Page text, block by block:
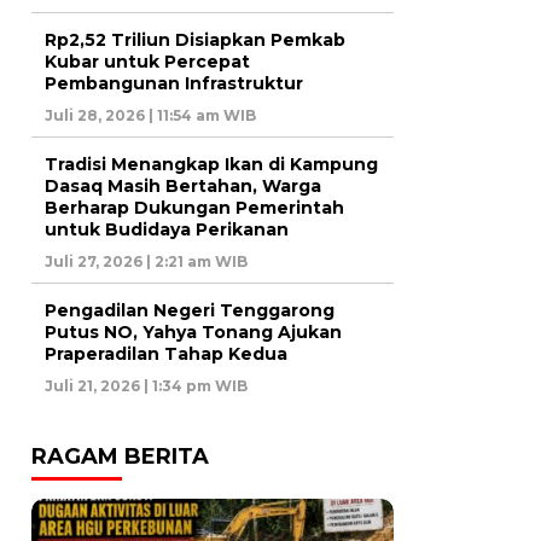
Rp2,52 Triliun Disiapkan Pemkab
Kubar untuk Percepat
Pembangunan Infrastruktur
Juli 28, 2026 | 11:54 am WIB
Tradisi Menangkap Ikan di Kampung
Dasaq Masih Bertahan, Warga
Berharap Dukungan Pemerintah
untuk Budidaya Perikanan
Juli 27, 2026 | 2:21 am WIB
Pengadilan Negeri Tenggarong
Putus NO, Yahya Tonang Ajukan
Praperadilan Tahap Kedua
Juli 21, 2026 | 1:34 pm WIB
RAGAM BERITA